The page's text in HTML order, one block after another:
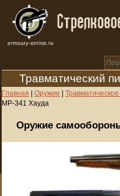
Травматический
Главная | Оружие |
МР-341 Хауда
Оружие